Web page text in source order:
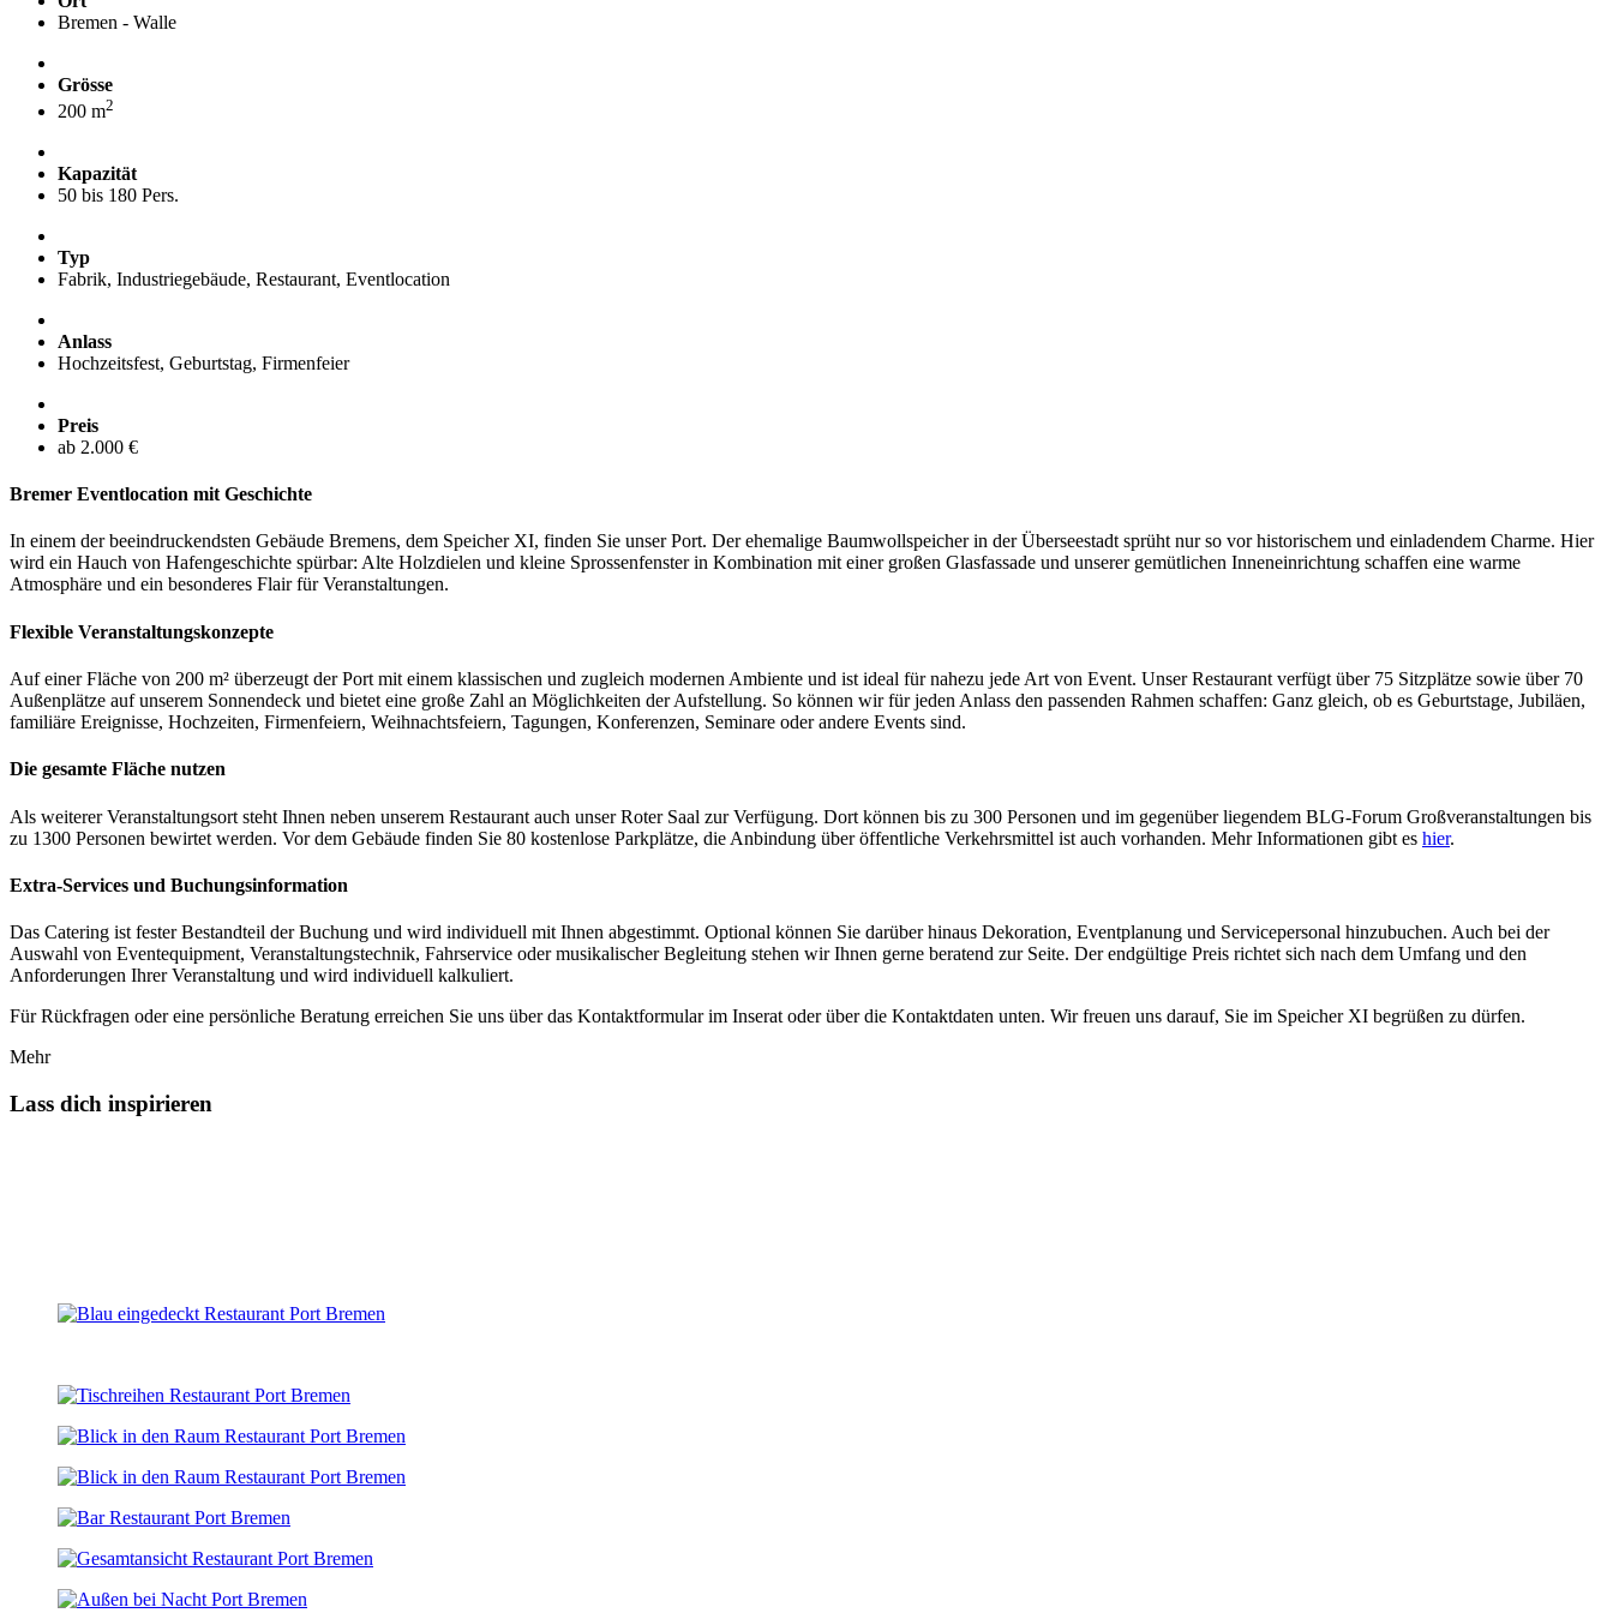
Bremen - Walle
Grösse
200 m2
Kapazität
50 bis 180 Pers.
Typ
Fabrik, Industriegebäude, Restaurant, Eventlocation
Anlass
Hochzeitsfest, Geburtstag, Firmenfeier
Preis
ab 2.000 €
Bremer Eventlocation mit Geschichte
In einem der beeindruckendsten Gebäude Bremens, dem Speicher XI, finden Sie unser Port. Der ehemalige Baumwollspeicher in der Überseestadt sprüht nur so vor historischem und einladendem Charme. Hier
wird ein Hauch von Hafengeschichte spürbar: Alte Holzdielen und kleine Sprossenfenster in Kombination mit einer großen Glasfassade und unserer gemütlichen Inneneinrichtung schaffen eine warme
Atmosphäre und ein besonderes Flair für Veranstaltungen.
Flexible Veranstaltungskonzepte
Auf einer Fläche von 200 m² überzeugt der Port mit einem klassischen und zugleich modernen Ambiente und ist ideal für nahezu jede Art von Event. Unser Restaurant verfügt über 75 Sitzplätze sowie über 70
Außenplätze auf unserem Sonnendeck und bietet eine große Zahl an Möglichkeiten der Aufstellung. So können wir für jeden Anlass den passenden Rahmen schaffen: Ganz gleich, ob es Geburtstage, Jubiläen,
familiäre Ereignisse, Hochzeiten, Firmenfeiern, Weihnachtsfeiern, Tagungen, Konferenzen, Seminare oder andere Events sind.
Die gesamte Fläche nutzen
Als weiterer Veranstaltungsort steht Ihnen neben unserem Restaurant auch unser Roter Saal zur Verfügung. Dort können bis zu 300 Personen und im gegenüber liegendem BLG-Forum Großveranstaltungen bis
zu 1300 Personen bewirtet werden. Vor dem Gebäude finden Sie 80 kostenlose Parkplätze, die Anbindung über öffentliche Verkehrsmittel ist auch vorhanden. Mehr Informationen gibt es hier.
Extra-Services und Buchungsinformation
Das Catering ist fester Bestandteil der Buchung und wird individuell mit Ihnen abgestimmt. Optional können Sie darüber hinaus Dekoration, Eventplanung und Servicepersonal hinzubuchen. Auch bei der
Auswahl von Eventequipment, Veranstaltungstechnik, Fahrservice oder musikalischer Begleitung stehen wir Ihnen gerne beratend zur Seite. Der endgültige Preis richtet sich nach dem Umfang und den
Anforderungen Ihrer Veranstaltung und wird individuell kalkuliert.
Für Rückfragen oder eine persönliche Beratung erreichen Sie uns über das Kontaktformular im Inserat oder über die Kontaktdaten unten. Wir freuen uns darauf, Sie im Speicher XI begrüßen zu dürfen.
Mehr
Lass dich inspirieren